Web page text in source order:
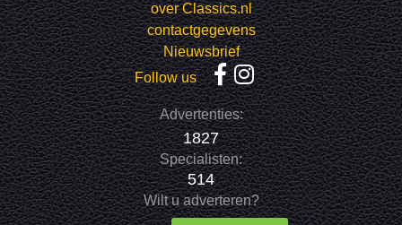
over Classics.nl
contactgegevens
Nieuwsbrief
Follow us
Advertenties:
1827
Specialisten:
514
Wilt u adverteren?